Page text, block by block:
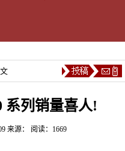
系列销量喜人!
来源： 阅读：1669